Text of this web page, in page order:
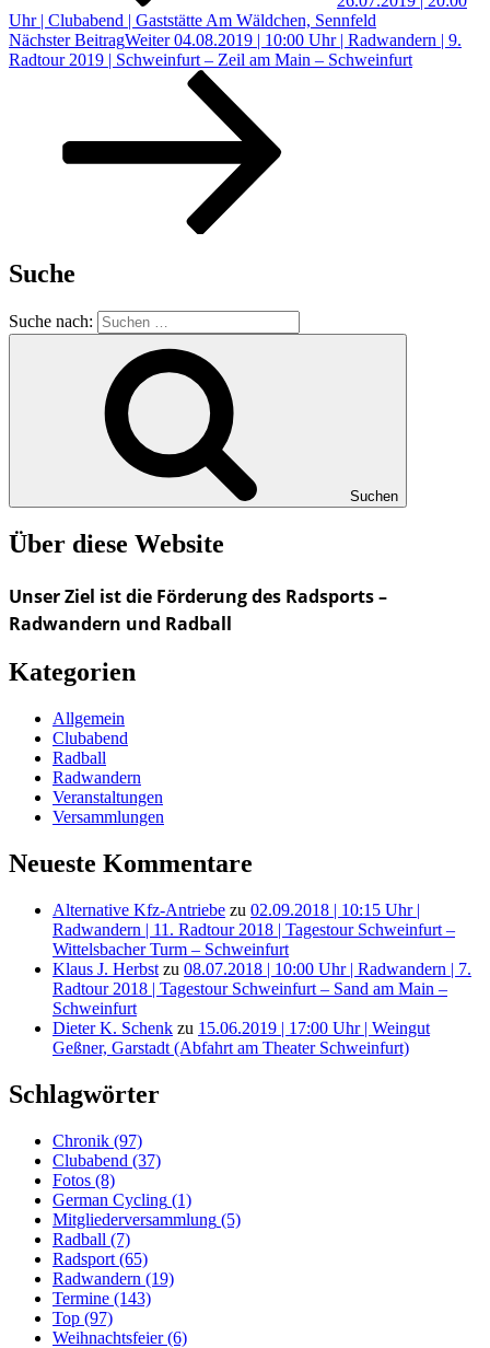
Uhr | Clubabend | Gaststätte Am Wäldchen, Sennfeld
Nächster BeitragWeiter 04.08.2019 | 10:00 Uhr | Radwandern | 9.
Radtour 2019 | Schweinfurt – Zeil am Main – Schweinfurt
Suche
Suche nach:
Suchen
Über diese Website
Unser Ziel ist die Förderung des Radsports –
Radwandern und Radball
Kategorien
Allgemein
Clubabend
Radball
Radwandern
Veranstaltungen
Versammlungen
Neueste Kommentare
Alternative Kfz-Antriebe zu 02.09.2018 | 10:15 Uhr |
Radwandern | 11. Radtour 2018 | Tagestour Schweinfurt –
Wittelsbacher Turm – Schweinfurt
Klaus J. Herbst zu 08.07.2018 | 10:00 Uhr | Radwandern | 7.
Radtour 2018 | Tagestour Schweinfurt – Sand am Main –
Schweinfurt
Dieter K. Schenk zu 15.06.2019 | 17:00 Uhr | Weingut
Geßner, Garstadt (Abfahrt am Theater Schweinfurt)
Schlagwörter
Chronik (97)
Clubabend (37)
Fotos (8)
German Cycling (1)
Mitgliederversammlung (5)
Radball (7)
Radsport (65)
Radwandern (19)
Termine (143)
Top (97)
Weihnachtsfeier(6)